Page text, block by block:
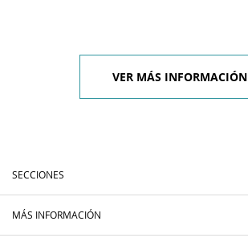
VER MÁS INFORMACIÓN
SECCIONES
MÁS INFORMACIÓN